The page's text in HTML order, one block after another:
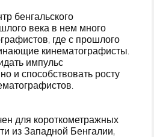
бенгальского
века в нем много
где с прошлого
кинематографисты.
импульс
и способствовать росту
для короткометражных
из Западной Бенгалии,